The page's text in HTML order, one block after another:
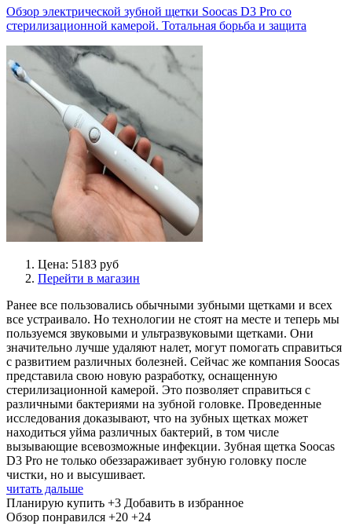
Обзор электрической зубной щетки Soocas D3 Pro со
стерилизационной камерой. Тотальная борьба и защита
Цена: 5183 руб
Перейти в магазин
Ранее все пользовались обычными зубными щетками и всех
все устраивало. Но технологии не стоят на месте и теперь мы
пользуемся звуковыми и ультразвуковыми щетками. Они
значительно лучше удаляют налет, могут помогать справиться
с развитием различных болезней. Сейчас же компания Soocas
представила свою новую разработку, оснащенную
стерилизационной камерой. Это позволяет справиться с
различными бактериями на зубной головке. Проведенные
исследования доказывают, что на зубных щетках может
находиться уйма различных бактерий, в том числе
вызывающие всевозможные инфекции. Зубная щетка Soocas
D3 Pro не только обеззараживает зубную головку после
чистки, но и высушивает.
читать дальше
Планирую купить +3 Добавить в избранное
Обзор понравился +20 +24